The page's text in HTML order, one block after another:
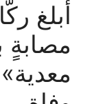
أُبلغ
مصابةٍ